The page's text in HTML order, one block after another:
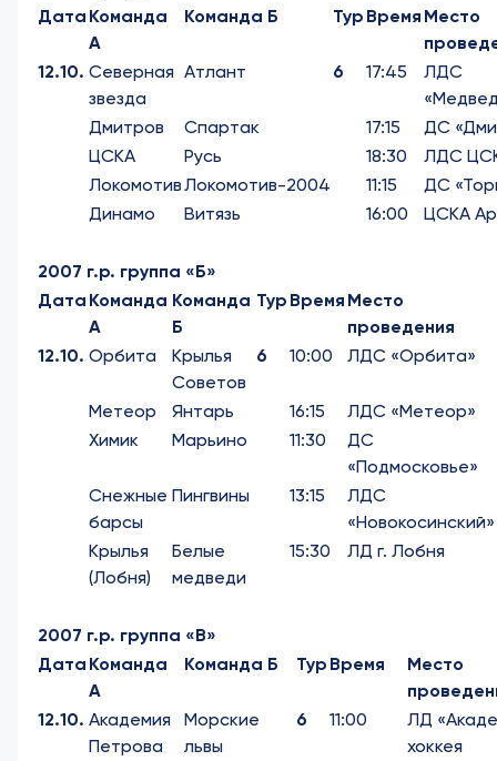
Дата Команда
А
Команда Б Тур Время Место
12.10. Северная
звезда
Атлант 6 17:45
ЛДС
Дмитров
Спартак 17:15
ДС
ЦСКА
Русь 18:30
ЛДС
ЛокомотивЛокомотив-2004 11:15
ДС
Динамо
Витязь 16:00 ЦСКА
2007 г.р. группа «Б»
Дата Команда
А
Команда
Б
Тур Время Место
проведения
12.10. Орбита
Крылья
Советов
6 10:00 ЛДС «Орбита»
Метеор Янтарь 16:15
ЛДС «Метеор»
Химик
Марьино 11:30
ДС
«Подмосковье»
Снежные
барсы
Пингвины 13:15
ЛДС
«Новокосинский»
Крылья
(Лобня)
Белые
медведи
15:30 ЛД г. Лобня
2007 г.р. группа «В»
Дата Команда
А
Команда Б Тур Время
Место
12.10. Академия
Петрова
Морские
львы
6 11:00
ЛД
хоккея